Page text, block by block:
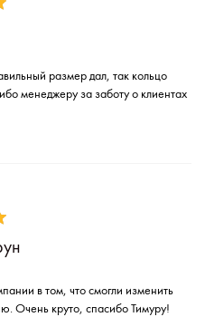
размер дал, так кольцо
менеджеру за заботу о клиентах
в том, что смогли изменить
Очень круто, спасибо Тимуру!